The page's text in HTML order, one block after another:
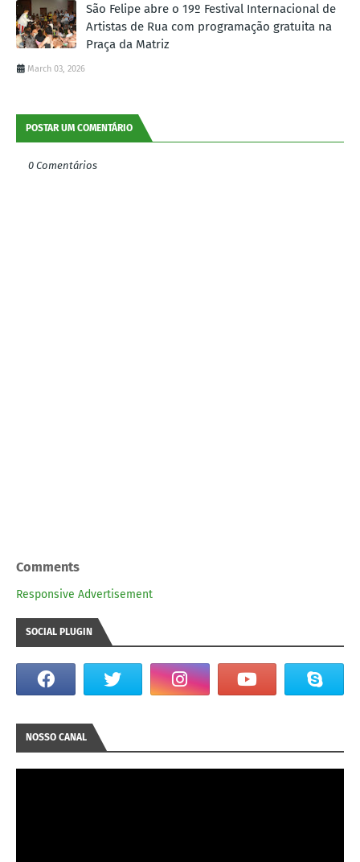
São Felipe abre o 19º Festival Internacional de
Artistas de Rua com programação gratuita na
Praça da Matriz
March 03, 2026
POSTAR UM COMENTÁRIO
0 Comentários
Comments
Responsive Advertisement
SOCIAL PLUGIN
NOSSO CANAL